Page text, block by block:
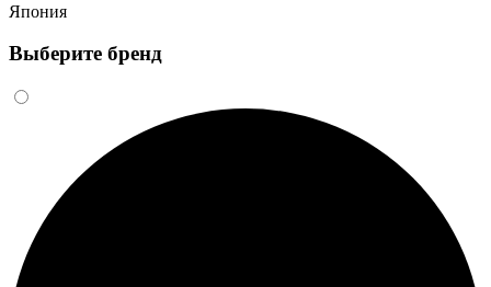
Япония
Выберите бренд